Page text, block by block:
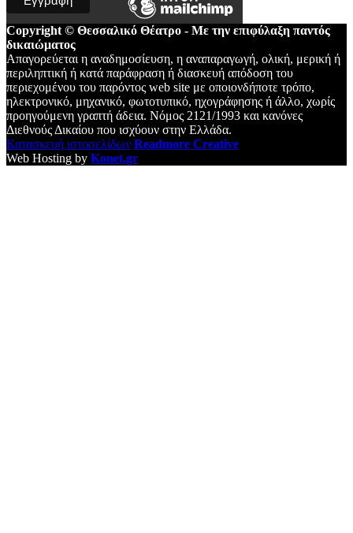
Copyright © Θεσσαλικό Θέατρο - Με την επιφύλαξη παντός
δικαιώματος
Απαγορεύεται η αναδημοσίευση, η αναπαραγωγή, ολική, μερική ή
περιληπτική ή κατά παράφραση ή διασκευή απόδοση του
περιεχομένου του παρόντος web site με οποιονδήποτε τρόπο,
ηλεκτρονικό, μηχανικό, φωτοτυπικό, ηχογράφησης ή άλλο, χωρίς
προηγούμενη γραπτή άδεια. Νόμος 2121/1993 και κανόνες
Διεθνούς Δικαίου που ισχύουν στην Ελλάδα.
Κατασκευή ιστοσελίδων Readmore Creative
Web Hosting by Konet.gr